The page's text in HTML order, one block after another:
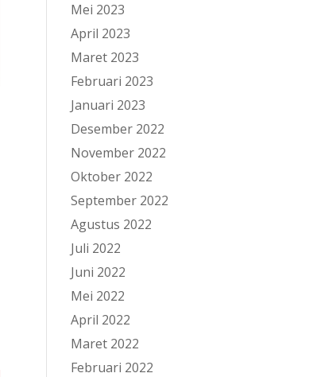
Mei 2023
April 2023
Maret 2023
Februari 2023
Januari 2023
Desember 2022
November 2022
Oktober 2022
September 2022
Agustus 2022
Juli 2022
Juni 2022
Mei 2022
April 2022
Maret 2022
Februari 2022